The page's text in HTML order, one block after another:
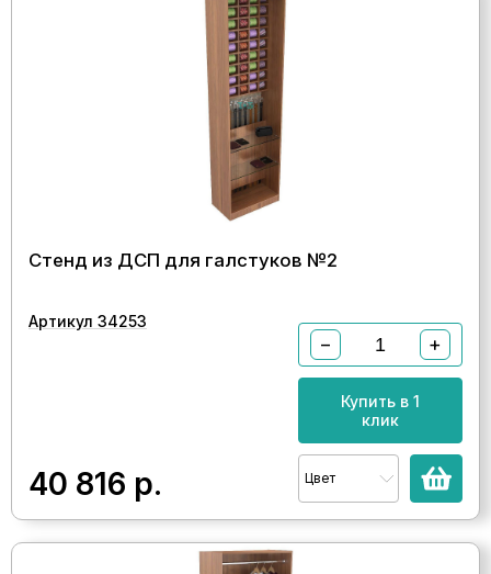
Стенд из ДСП для галстуков №2
Артикул 34253
40 816 р.
− +
Купить в 1
клик
Цвет